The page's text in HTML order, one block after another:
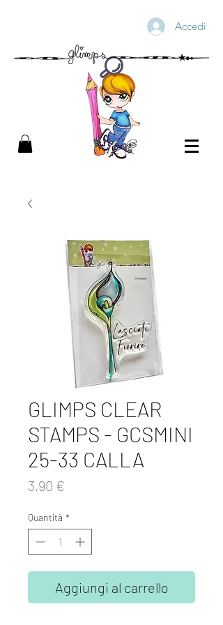
Accedi
GLIMPS CLEAR
STAMPS - GCSMINI
25-33 CALLA
3,90 €
Quantità *
Aggiungi al carrello